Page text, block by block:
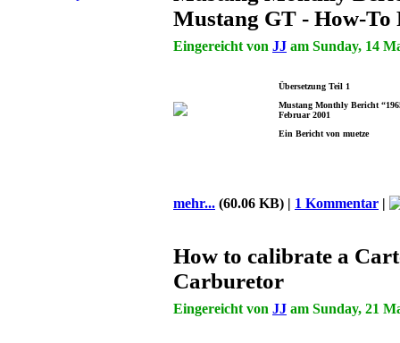
Mustang GT - How-
Eingereicht von JJ am Sunday, 14
Übersetzung Teil 1
Mustang Monthly Bericht
Februar 2001
Ein Bericht von muetze
mehr... (60.06 KB) | 1 Kommentar |
How to calibrate a
Carburetor
Eingereicht von JJ am Sunday, 21